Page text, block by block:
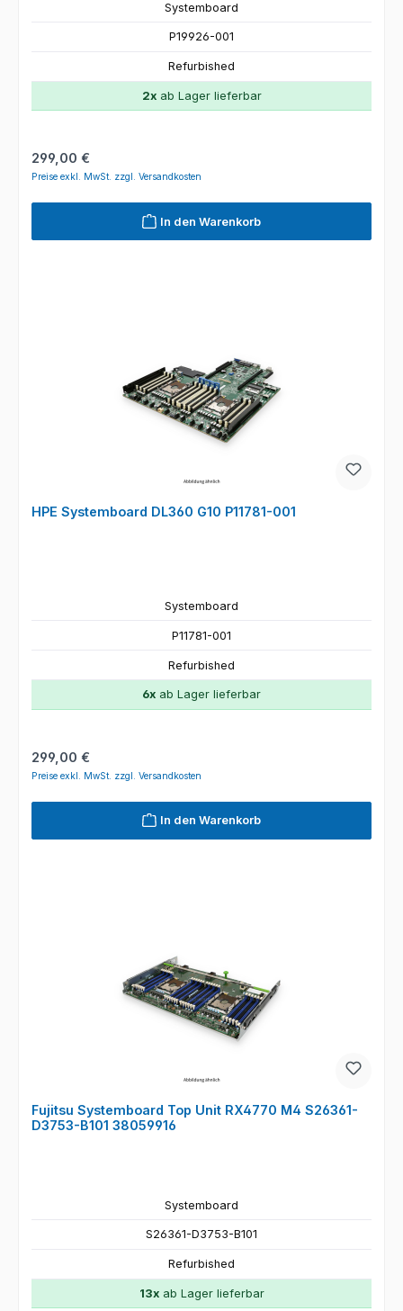
Systemboard
P19926-001
Refurbished
2xab Lager lieferbar
Regulärer Preis:
299,00 €
Preise exkl. MwSt. zzgl. Versandkosten
In den Warenkorb
HPE Systemboard DL360 G10 P11781-001
Systemboard
P11781-001
Refurbished
6x ab Lager lieferbar
Regulärer Preis:
299,00 €
Preise exkl. MwSt. zzgl. Versandkosten
In den Warenkorb
Fujitsu Systemboard Top Unit RX4770 M4 S26361-
D3753-B101 38059916
Systemboard
S26361-D3753-B101
Refurbished
13xab Lager lieferbar